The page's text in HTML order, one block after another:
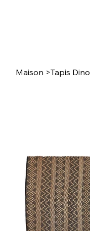
Maison >Tapis Dino